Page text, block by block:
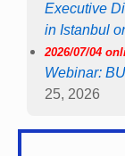
Executive
in Istanbul
2026/07/04
Webinar:
25, 2026